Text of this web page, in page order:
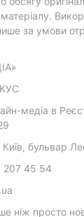
за умови
медіа в
бульвар
207 45 54
ніж просто